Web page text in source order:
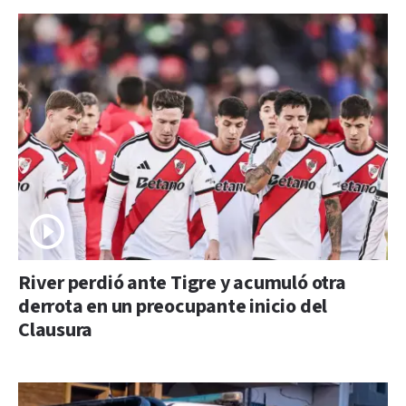
River perdió ante Tigre y acumuló otra
derrota en un preocupante inicio del
Clausura